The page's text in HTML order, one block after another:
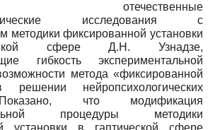
отечественные
исследования с
методики фиксированной установки
сфере Д.Н. Узнадзе,
гибкость экспериментальной
метода «фиксированной
решении нейропсихологических
что модификация
процедуры методики